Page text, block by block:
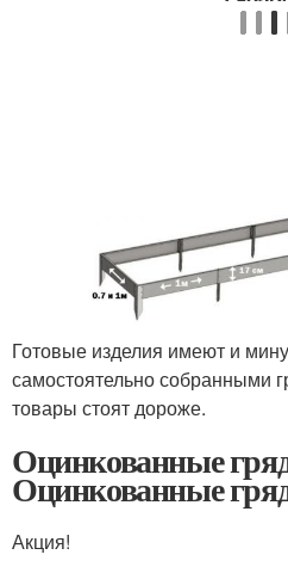
Готовые изделия имеют и
самостоятельно собранными
товары стоят дороже.
Оцинкованные
Оцинкованные
Акция!